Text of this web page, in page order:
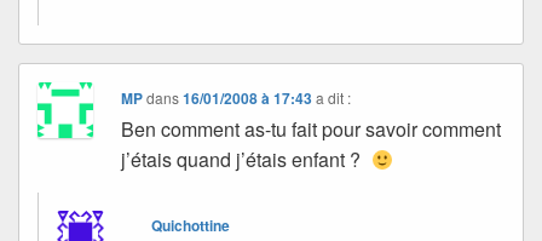
MPdans16/01/2008 à 17:43 a dit :
Ben comment as-tu fait pour savoir comment
j’étais quand j’étais enfant ?
Quichottine